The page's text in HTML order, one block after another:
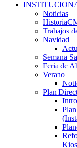
Noticias
Trabajos
Navidad
Semana
Feria de
Verano
Plan